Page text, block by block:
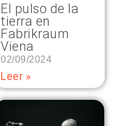
El pulso de la
tierra en
Fabrikraum
Viena
02/09/2024
Leer »